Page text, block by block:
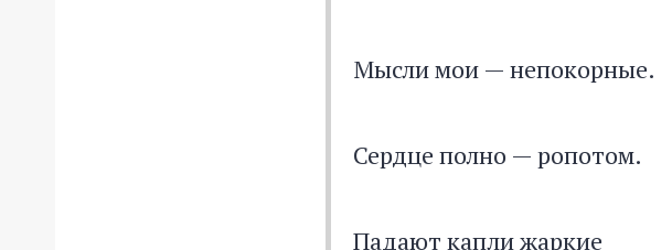
Мысли мои — непокорные.
Сердце полно — ропотом.
Падают капли жаркие